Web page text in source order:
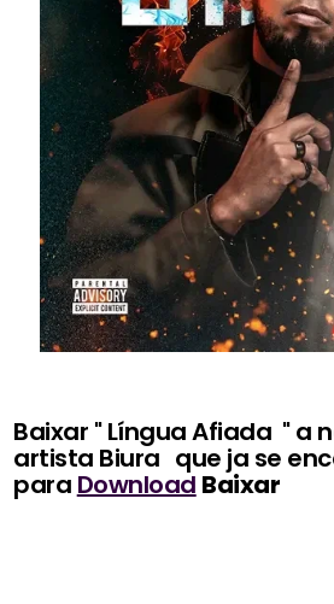
Baixar " Língua Afiada " a
artista Biura que ja se
para Download Baixar